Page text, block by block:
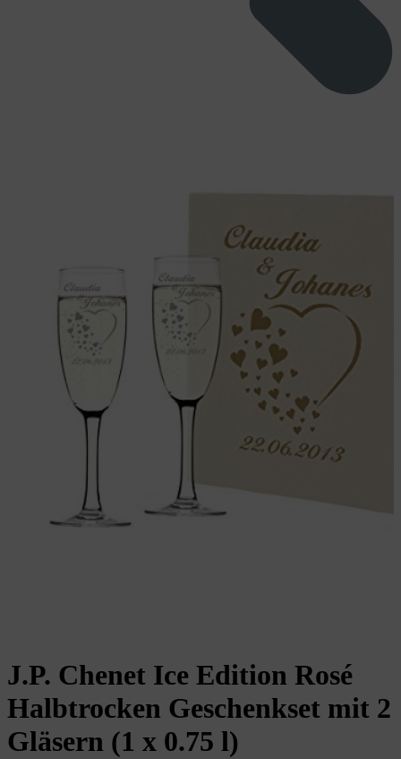
J.P. Chenet Ice Edition Rosé
Halbtrocken Geschenkset mit 2
Gläsern (1 x 0.75 l)